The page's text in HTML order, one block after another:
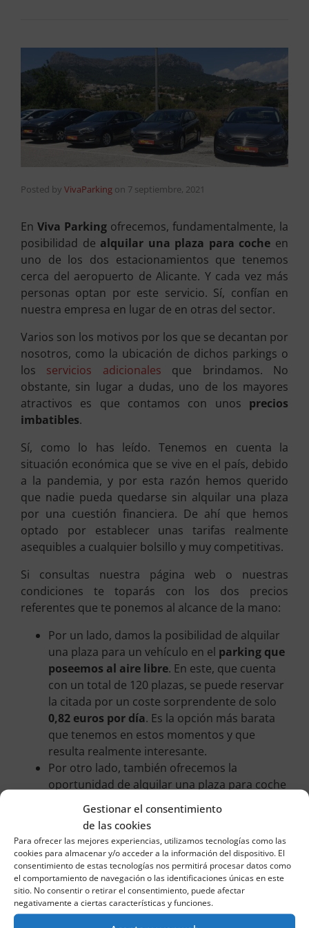
Gestionar el consentimiento
de las cookies
Para ofrecer las mejores experiencias, utilizamos tecnologías como las
cookies para almacenar y/o acceder a la información del dispositivo. El
consentimiento de estas tecnologías nos permitirá procesar datos como
el comportamiento de navegación o las identificaciones únicas en este
sitio. No consentir o retirar el consentimiento, puede afectar
negativamente a ciertas características y funciones.
Posted by VivaParking on 7 septiembre, 2021
En Viva Parking ofrecemos, fundamentalmente, la
posibilidad de alquilar una plaza para coche en
uno de los dos estacionamientos que tenemos
cerca del aeropuerto de Alicante. Y cada vez más
personas optan por este servicio. Sí, confían en
nuestra empresa en lugar de en otras del sector.
Varios son los motivos por los que se decantan por
nosotros, como la ubicación de dichos parkings o
los servicios adicionales que brindamos. No
obstante, sin lugar a dudas, uno de los mayores
atractivos es que contamos con unos precios
imbatibles.
Sí, como lo has leído. Tenemos en cuenta la
situación económica que se vive en el país, debido
a la pandemia, y por esta razón hemos querido
que nadie pueda quedarse sin alquilar una plaza
por una cuestión financiera. De ahí que hemos
optado por establecer unas tarifas realmente
asequibles a cualquier bolsillo y muy competitivas.
Si consultas nuestra página web o nuestras
condiciones te toparás con los dos precios
referentes que te ponemos al alcance de la mano:
Por un lado, damos la posibilidad de alquilar
una plaza para un vehículo en el parking que
poseemos al aire libre. En este, que cuenta
con un total de 120 plazas, se puede reservar
la citada por un coste sorprendente de solo
0,82 euros por día. Es la opción más barata
que tenemos en estos momentos y que
resulta realmente interesante.
Por otro lado, también ofrecemos la
oportunidad de alquilar una plaza para coche
parking que se caracteriza por
estar bajo techo. En este, dotado con 50
plazas, se puede disfrutar de la mencionada
plaza desde 2,82 euros por jornada. Un
módico precio igualmente que garantiza
disponer de un estacionamiento para el
vehículo y que este, además, se encuentre
protegido de la lluvia, el granizo o incluso el